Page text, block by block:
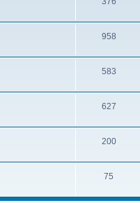
958
583
627
200
75